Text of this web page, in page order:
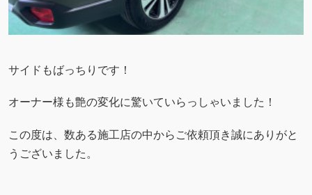
サイドもばっちりです！
オーナー様も艶の変化に驚いていらっしゃいました！
この度は、数ある施工店の中からご依頼頂き誠にありがと
うございました。